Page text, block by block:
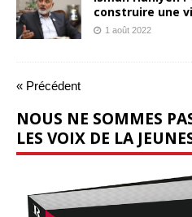
construire une
1 août 2022
« Précédent
NOUS NE SOMMES
LES VOIX DE LA